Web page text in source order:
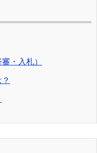
・入札）